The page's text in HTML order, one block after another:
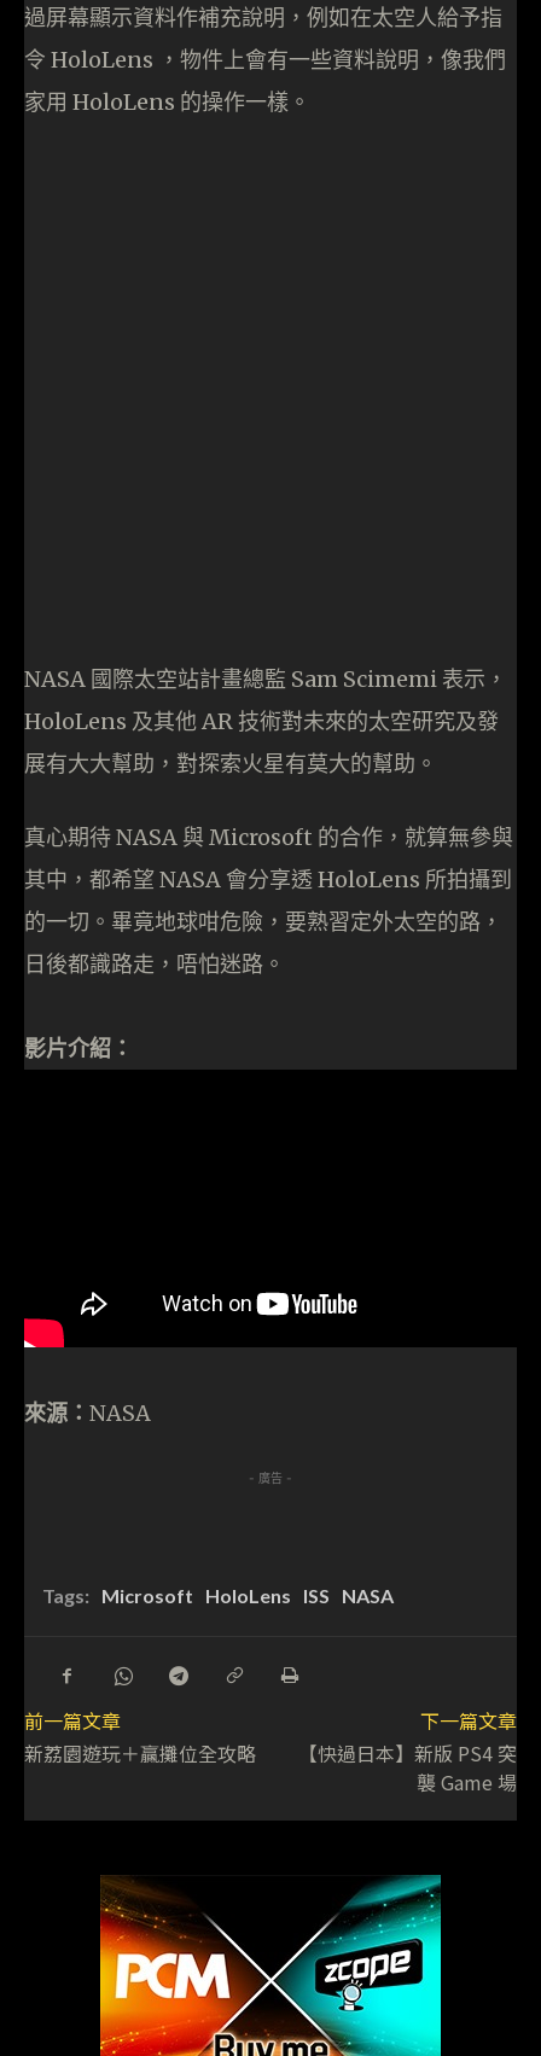
過屏幕顯示資料作補充說明，例如在太空人給予指
令 HoloLens ，物件上會有一些資料說明，像我們
家用 HoloLens 的操作一樣。
NASA 國際太空站計畫總監 Sam Scimemi 表示，
HoloLens 及其他 AR 技術對未來的太空研究及發
展有大大幫助，對探索火星有莫大的幫助。
真心期待 NASA 與 Microsoft 的合作，就算無參與
其中，都希望 NASA 會分享透 HoloLens 所拍攝到
的一切。畢竟地球咁危險，要熟習定外太空的路，
日後都識路走，唔怕迷路。
影片介紹：
來源： NASA
- 廣告 -
Tags: Microsoft HoloLens ISS NASA
前一篇文章
新荔園遊玩＋贏攤位全攻略
下一篇文章
【快過日本】新版 PS4 突
襲 Game 場